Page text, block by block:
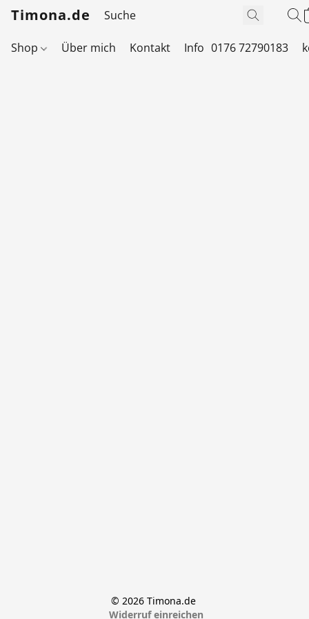
Timona.de
Shop Über mich Kontakt Info 0176 72790183
© 2026 Timona.de
Widerruf einreichen